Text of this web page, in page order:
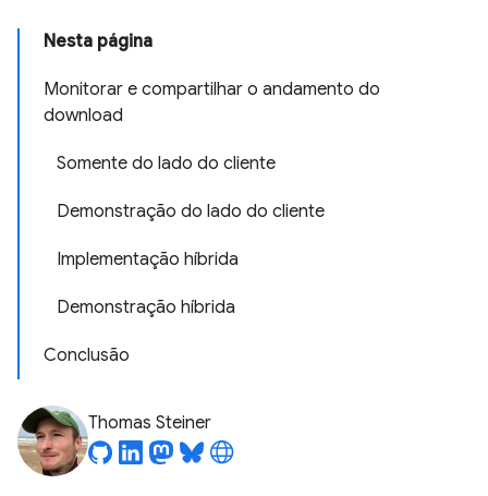
Nesta página
Monitorar e compartilhar o andamento do
download
Somente do lado do cliente
Demonstração do lado do cliente
Implementação híbrida
Demonstração híbrida
Conclusão
Thomas Steiner